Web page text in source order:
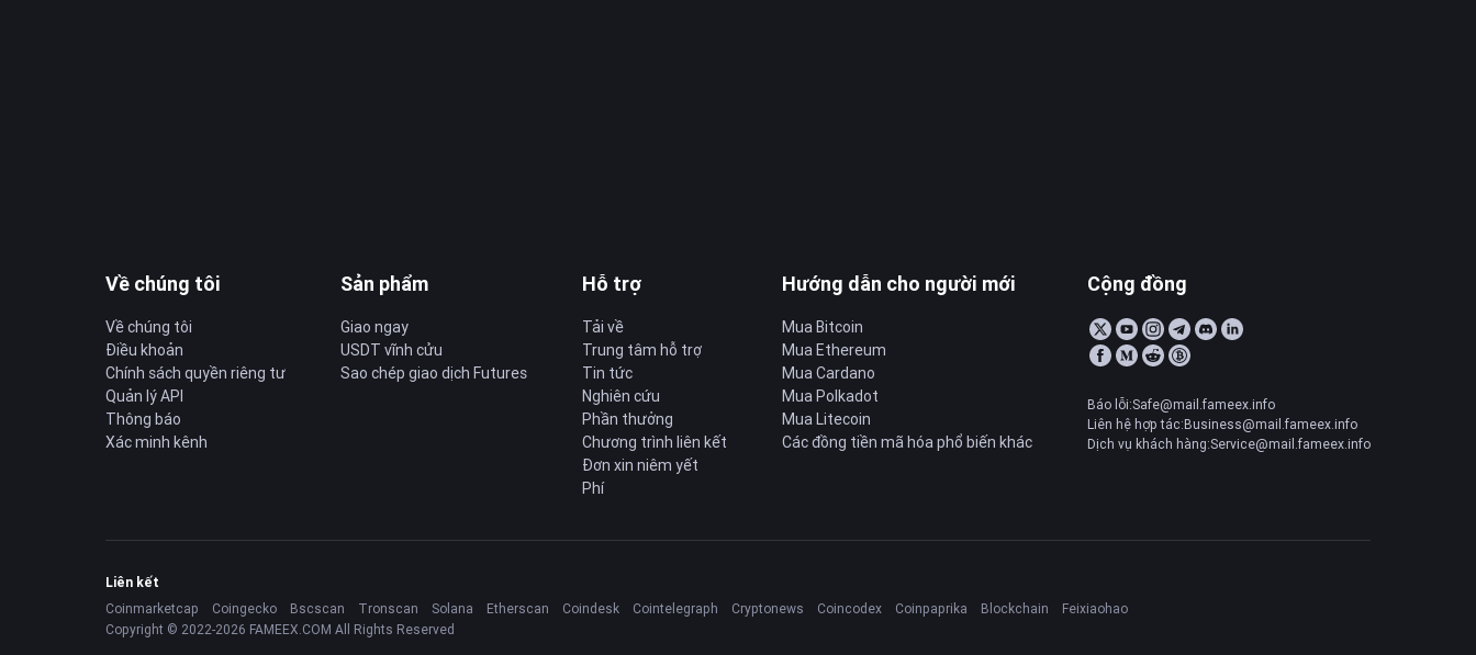
Về chúng tôi
Về chúng tôi
Điều khoản
Chính sách quyền riêng tư
Quản lý API
Thông báo
Xác minh kênh
Sản phẩm
Giao ngay
USDT vĩnh cửu
Sao chép giao dịch Futures
Hỗ trợ
Tải về
Trung tâm hỗ trợ
Tin tức
Nghiên cứu
Phần thưởng
Chương trình liên kết
Đơn xin niêm yết
Phí
Hướng dẫn cho người mới
Mua Bitcoin
Mua Ethereum
Mua Cardano
Mua Polkadot
Mua Litecoin
Các đồng tiền mã hóa phổ biến khác
Cộng đồng
Báo lỗi:Safe@mail.fameex.info
Liên hệ hợp tác:Business@mail.fameex.info
Dịch vụ khách hàng:Service@mail.fameex.info
Liên kết
Coinmarketcap
Coingecko Bscscan Tronscan Solana Etherscan Coindesk Cointelegraph Cryptonews Coincodex Coinpaprika Blockchain
Feixiaohao
Copyright © 2022-2026 FAMEEX.COM All Rights Reserved